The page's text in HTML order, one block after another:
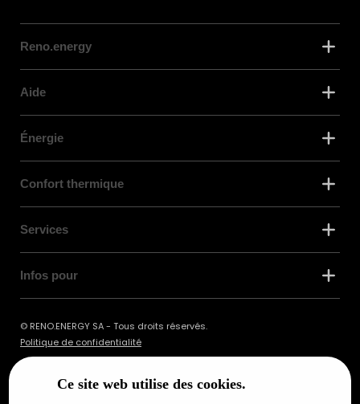
Ce site web utilise des cookies.
Reno.energy
Aide
Énergie
Confort thermique
Services
Infos pour
© RENO.ENERGY SA - Tous droits réservés.
Politique de confidentialité